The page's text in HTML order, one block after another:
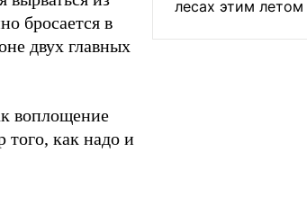
бросается в
двух главных
воплощение
того, как надо и
лесах этим летом